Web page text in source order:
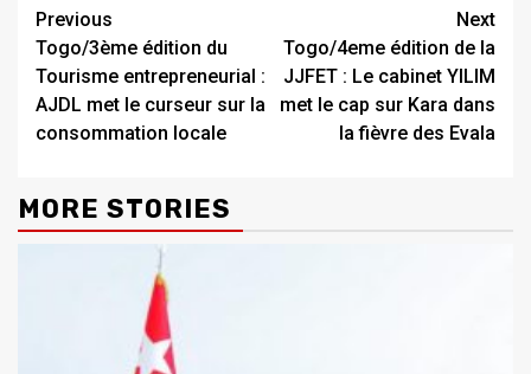
Continue
Reading
Previous
Togo/3ème édition du
Tourisme entrepreneurial :
AJDL met le curseur sur la
consommation locale
Next
Togo/4eme édition de la
JJFET : Le cabinet YILIM
met le cap sur Kara dans
la fièvre des Evala
MORE STORIES